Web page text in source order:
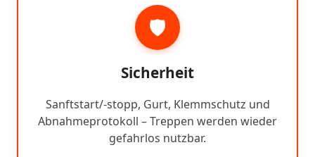
🛡️
Sicherheit
Sanftstart/-stopp, Gurt, Klemmschutz und
Abnahmeprotokoll – Treppen werden wieder
gefahrlos nutzbar.